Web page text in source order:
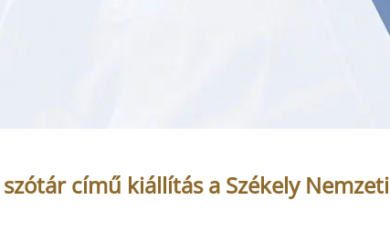
című kiállítás a Székely Nemzeti